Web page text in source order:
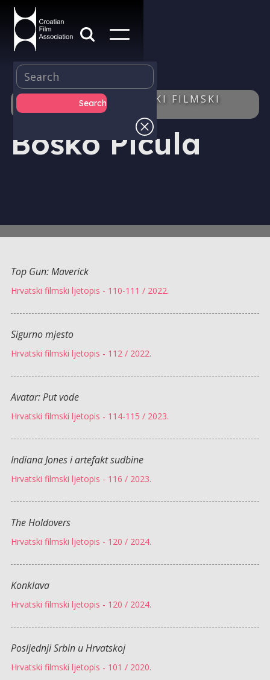
IZDAVAŠTVO - HRVATSKI FILMSKI
LJETOPIS - AUTOR/ICA
Boško Picula
Top Gun: Maverick
Hrvatski filmski ljetopis - 110-111 / 2022.
Sigurno mjesto
Hrvatski filmski ljetopis - 112 / 2022.
Avatar: Put vode
Hrvatski filmski ljetopis - 114-115 / 2023.
Indiana Jones i artefakt sudbine
Hrvatski filmski ljetopis - 116 / 2023.
The Holdovers
Hrvatski filmski ljetopis - 120 / 2024.
Konklava
Hrvatski filmski ljetopis - 120 / 2024.
Posljednji Srbin u Hrvatskoj
Hrvatski filmski ljetopis - 101 / 2020.